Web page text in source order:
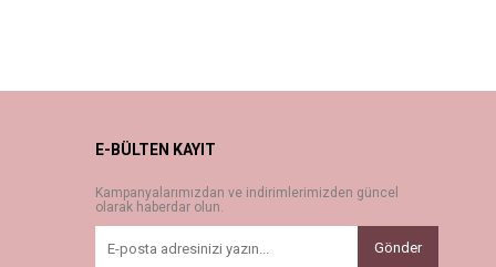
E-BÜLTEN KAYIT
Kampanyalarımızdan ve indirimlerimizden güncel
olarak haberdar olun.
Gönder